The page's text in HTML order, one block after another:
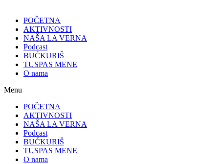
POČETNA
AKTIVNOSTI
NAŠA LA VERNA
Podcast
BUĆKURIŠ
TUSPAS MENE
O nama
Menu
POČETNA
AKTIVNOSTI
NAŠA LA VERNA
Podcast
BUĆKURIŠ
TUSPAS MENE
O nama